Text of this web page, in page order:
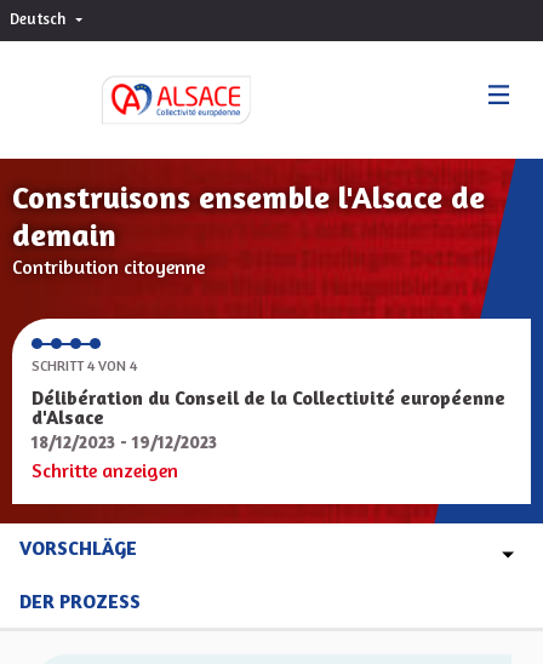
Deutsch Choisir la langue
Construisons ensemble l'Alsace de
demain
Contribution citoyenne
SCHRITT 4 VON 4
Délibération du Conseil de la Collectivité européenne
d'Alsace
18/12/2023 - 19/12/2023
Schritte anzeigen
VORSCHLÄGE
DER PROZESS